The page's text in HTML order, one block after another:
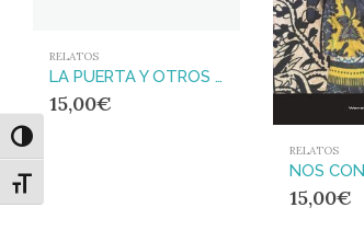
Alternar alto contraste
Alternar tamaño de letra
RELATOS
LA PUERTA Y OTROS CUENTOS MALVADOS
15,00€
RELATOS
15,00€